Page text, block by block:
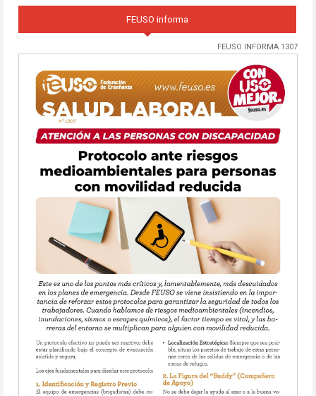
FEUSO informa
FEUSO INFORMA 1307